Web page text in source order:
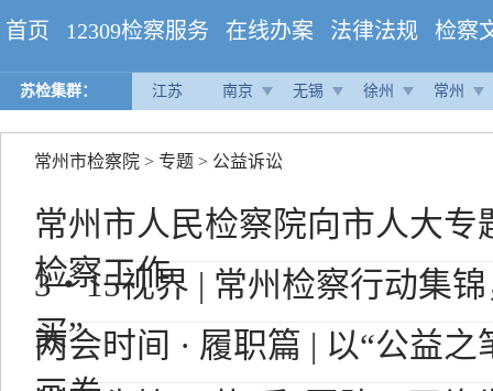
首页 12309检察服务 在线办案 法律法规 检察
苏检集群： 江苏 南京 无锡 徐州 常州
常州市检察院 > 专题 > 公益诉讼
常州市人民检察院向市人大专
检察工作
3・15视界 | 常州检察行动集
买”
两会时间 · 履职篇 | 以“公益